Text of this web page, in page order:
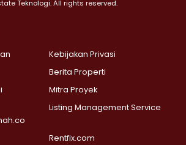
di Jakarta Selatan >
Bulus >
Selatan >
Labu >
Agung >
>
Pinang >
Teknologi. All rights reserved.
Kebijakan Privasi
Berita Properti
Mitra Proyek
Listing Management Service
Rentfix.com